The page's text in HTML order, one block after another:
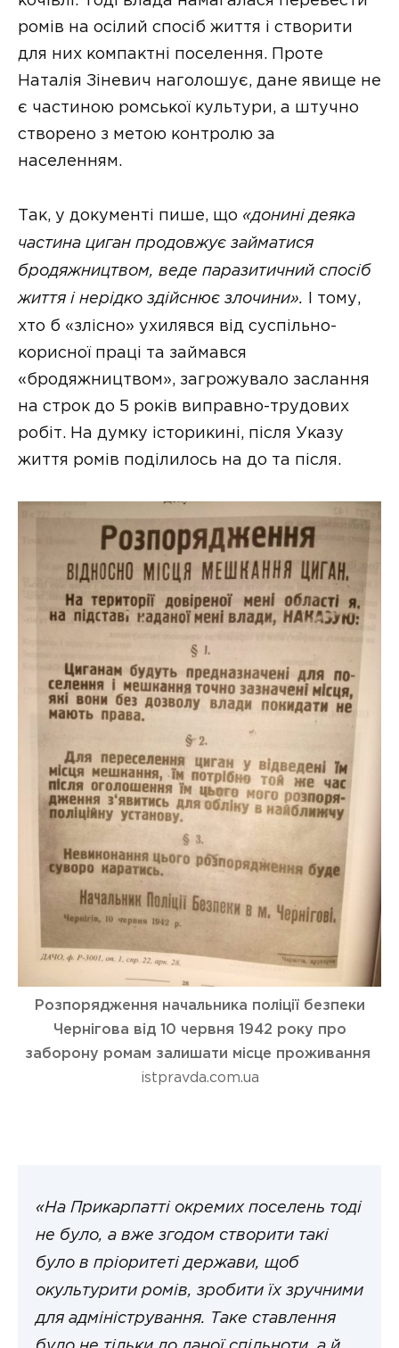
ромів на осілий спосіб життя і створити
для них компактні поселення. Проте
Наталія Зіневич наголошує, дане явище не
є частиною ромської культури, а штучно
створено з метою контролю за
населенням.
Так, у документі пише, що «донині деяка
частина циган продовжує займатися
бродяжництвом, веде паразитичний спосіб
життя і нерідко здійснює злочини».
І тому,
хто б «злісно» ухилявся від суспільно-
корисної праці та займався
«бродяжництвом», загрожувало заслання
на строк до 5 років виправно-трудових
робіт. На думку історикині, після Указу
життя ромів поділилось на до та після.
Розпорядження начальника поліції безпеки
Чернігова від 10 червня 1942 року про
заборону ромам залишати місце проживання
istpravda.com.ua
«На Прикарпатті окремих поселень тоді
не було, а вже згодом створити такі
було в пріоритеті держави, щоб
окультурити ромів, зробити їх зручними
для адміністрування. Таке ставлення